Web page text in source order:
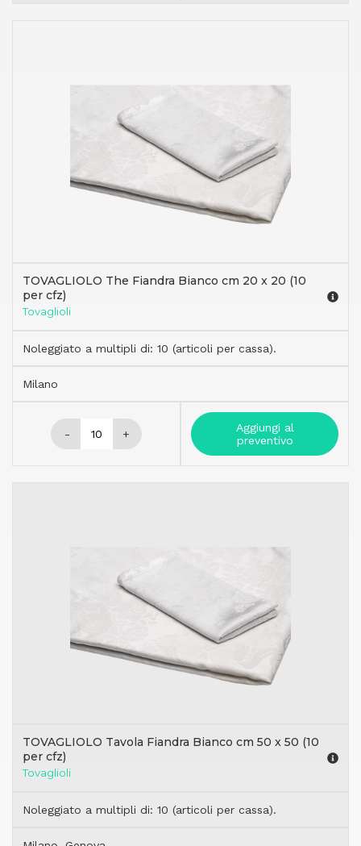
TOVAGLIOLO The Fiandra Bianco cm 20 x 20 (10
per cfz)
Tovaglioli
Noleggiato a multipli di: 10 (articoli per cassa).
Milano
- +
Aggiungi al
preventivo
TOVAGLIOLO Tavola Fiandra Bianco cm 50 x 50 (10
per cfz)
Tovaglioli
Noleggiato a multipli di: 10 (articoli per cassa).